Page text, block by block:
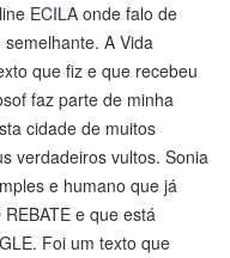
ECILA onde falo de
A Vida
que fiz e que recebeu
faz parte de minha
cidade de muitos
verdadeiros vultos. Sonia
e humano que já
e que está
Foi um texto que